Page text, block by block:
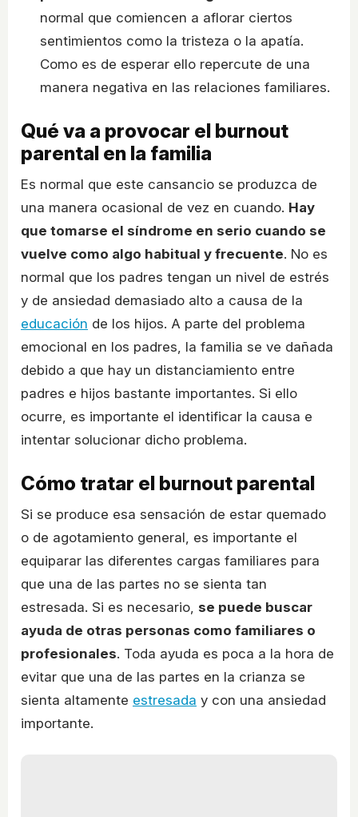
normal que comiencen a aflorar ciertos
sentimientos como la tristeza o la apatía.
Como es de esperar ello repercute de una
manera negativa en las relaciones familiares.
Qué va a provocar el burnout
parental en la familia
Es normal que este cansancio se produzca de
una manera ocasional de vez en cuando. Hay
que tomarse el síndrome en serio cuando se
vuelve como algo habitual y frecuente. No es
normal que los padres tengan un nivel de estrés
y de ansiedad demasiado alto a causa de la
educación de los hijos. A parte del problema
emocional en los padres, la familia se ve dañada
debido a que hay un distanciamiento entre
padres e hijos bastante importantes. Si ello
ocurre, es importante el identificar la causa e
intentar solucionar dicho problema.
Cómo tratar el burnout parental
Si se produce esa sensación de estar quemado
o de agotamiento general, es importante el
equiparar las diferentes cargas familiares para
que una de las partes no se sienta tan
estresada. Si es necesario, se puede buscar
ayuda de otras personas como familiares o
profesionales. Toda ayuda es poca a la hora de
evitar que una de las partes en la crianza se
sienta altamente estresada y con una ansiedad
importante.